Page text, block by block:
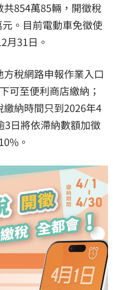
854萬85輛，開徵稅
。目前電動車免徵使
月31日。
稅網路申報作業入口
可至便利商店繳納；
納時間只到2026年4
3日將依滯納數額加徵
。